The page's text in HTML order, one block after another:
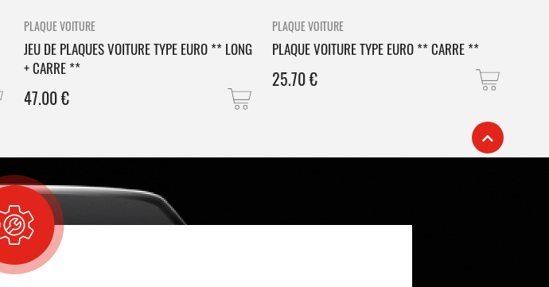
PLAQUE VOITURE
JEU DE PLAQUES VOITURE TYPE EURO ** LONG
+ CARRE **
47.00€
PLAQUE VOITURE
PLAQUE VOITURE TYPE EURO ** CARRE **
25.70€